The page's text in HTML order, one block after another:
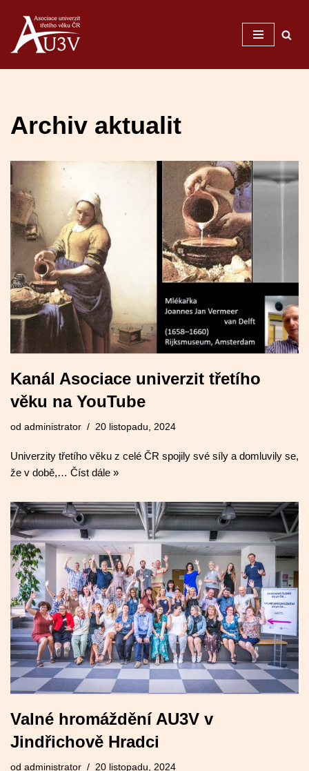
Přeskočit
na
obsah
Archiv aktualit
Kanál Asociace univerzit třetího
věku na YouTube
od administrator 20 listopadu, 2024
Univerzity třetího věku z celé ČR spojily své síly a domluvily se,
že v době,… Číst dále »
Valné hromáždění AU3V v
Jindřichově Hradci
od administrator 20 listopadu, 2024